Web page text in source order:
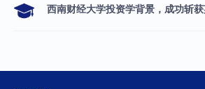
西南财经大学投资学背景，成功斩